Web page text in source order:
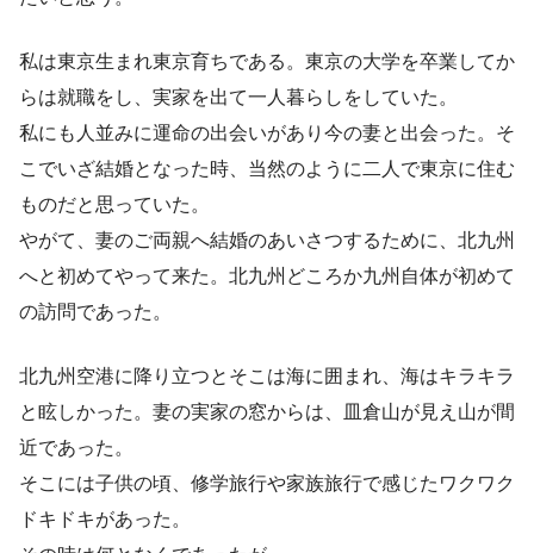
私は東京生まれ東京育ちである。東京の大学を卒業してか
らは就職をし、実家を出て一人暮らしをしていた。
私にも人並みに運命の出会いがあり今の妻と出会った。そ
こでいざ結婚となった時、当然のように二人で東京に住む
ものだと思っていた。
やがて、妻のご両親へ結婚のあいさつするために、北九州
へと初めてやって来た。北九州どころか九州自体が初めて
の訪問であった。
北九州空港に降り立つとそこは海に囲まれ、海はキラキラ
と眩しかった。妻の実家の窓からは、皿倉山が見え山が間
近であった。
そこには子供の頃、修学旅行や家族旅行で感じたワクワク
ドキドキがあった。